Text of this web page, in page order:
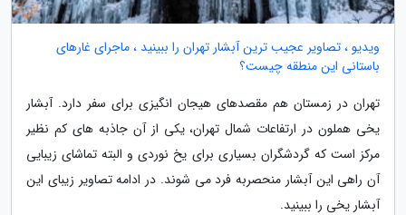
ویدیو ، تصاویر عجیب ترین آبشار تهران را ببینید ، ماجرای غارهای
باستانی این منطقه چیست؟
تهران در زمستان هم مقصدهای هیجان انگیزی برای سفر دارد. آبشار
یخی هملون در ارتفاعات شمال تهران، یکی از آن جاذبه های کم نظیر
مرکز است که گردشگران بسیاری برای یخ نوردی و البته تماشای زیبایی
آن راهی این آبشار منحصربه فرد می شوند. در ادامه تصاویر زیبای این
آبشار یخی را ببینید.